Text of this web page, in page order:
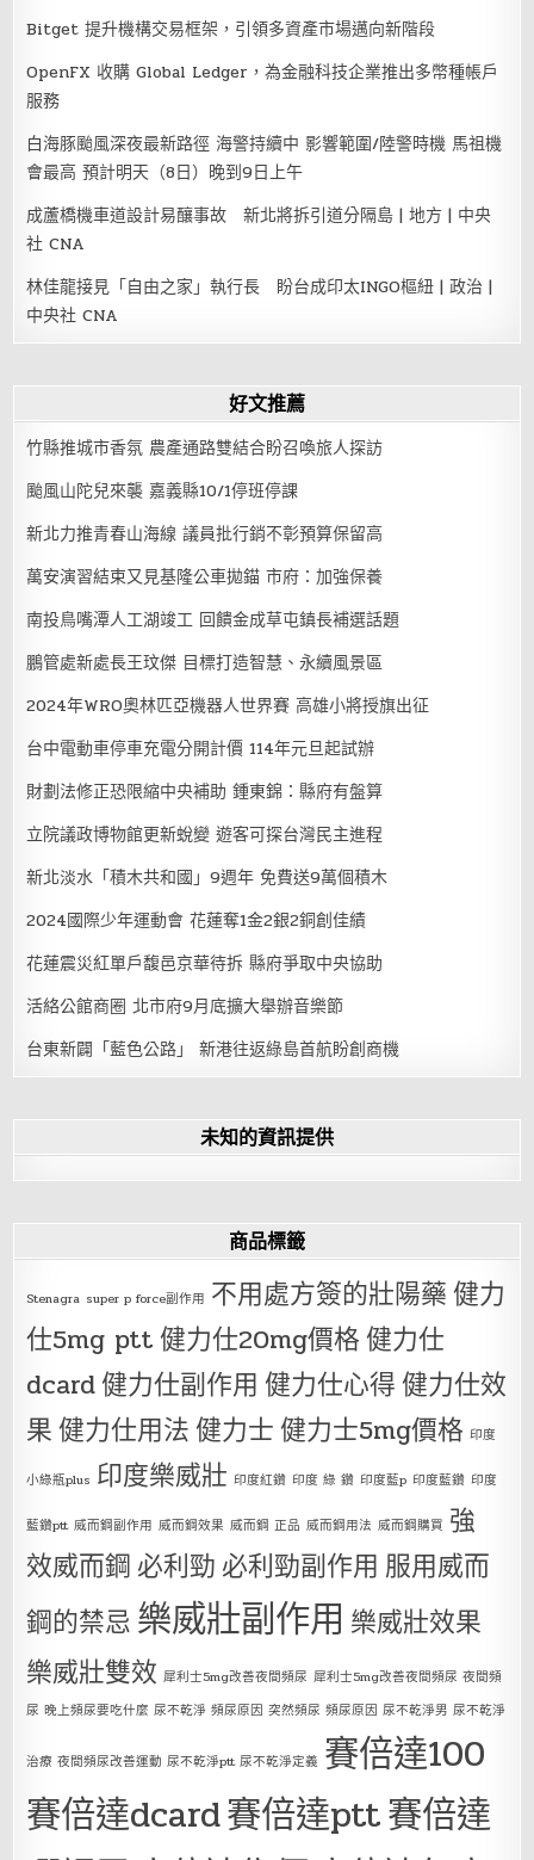
Bitget 提升機構交易框架，引領多資產市場邁向新階段
OpenFX 收購 Global Ledger，為金融科技企業推出多幣種帳戶
服務
白海豚颱風深夜最新路徑 海警持續中 影響範圍/陸警時機 馬祖機
會最高 預計明天（8日）晚到9日上午
成蘆橋機車道設計易釀事故 新北將拆引道分隔島 | 地方 | 中央
社 CNA
林佳龍接見「自由之家」執行長 盼台成印太INGO樞紐 | 政治 |
中央社 CNA
好文推薦
竹縣推城市香氛 農產通路雙結合盼召喚旅人探訪
颱風山陀兒來襲 嘉義縣10/1停班停課
新北力推青春山海線 議員批行銷不彰預算保留高
萬安演習結束又見基隆公車拋錨 市府：加強保養
南投鳥嘴潭人工湖竣工 回饋金成草屯鎮長補選話題
鵬管處新處長王玟傑 目標打造智慧、永續風景區
2024年WRO奧林匹亞機器人世界賽 高雄小將授旗出征
台中電動車停車充電分開計價 114年元旦起試辦
財劃法修正恐限縮中央補助 鍾東錦：縣府有盤算
立院議政博物館更新蛻變 遊客可探台灣民主進程
新北淡水「積木共和國」9週年 免費送9萬個積木
2024國際少年運動會 花蓮奪1金2銀2銅創佳績
花蓮震災紅單戶馥邑京華待拆 縣府爭取中央協助
活絡公館商圈 北市府9月底擴大舉辦音樂節
台東新闢「藍色公路」 新港往返綠島首航盼創商機
未知的資訊提供
商品標籤
Stenagra super p force副作用 不用處方簽的壯陽藥健力
仕5mg ptt健力仕20mg價格健力仕
dcard健力仕副作用 健力仕心得健力仕效
果健力仕用法健力士健力士5mg價格 印度
小綠瓶plus 印度樂威壯 印度紅鑽 印度 綠 鑽 印度藍p 印度藍鑽 印度
藍鑽ptt 威而鋼副作用 威而鋼效果 威而鋼 正品 威而鋼用法 威而鋼購買 強
效威而鋼 必利勁 必利勁副作用 服用威而
鋼的禁忌 樂威壯副作用 樂威壯效果
樂威壯雙效 犀利士5mg改善夜間頻尿 犀利士5mg改善夜間頻尿 夜間頻
尿 晚上頻尿要吃什麼 尿不乾淨 頻尿原因 突然頻尿 頻尿原因 尿不乾淨男 尿不乾淨
治療 夜間頻尿改善運動 尿不乾淨ptt 尿不乾淨定義 賽倍達100
賽倍達dcard賽倍達ptt賽倍達